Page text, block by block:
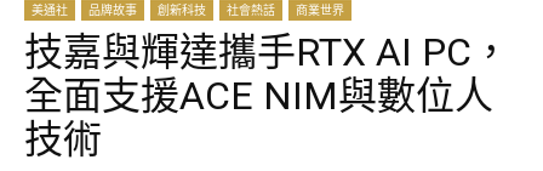
美通社 品牌故事 創新科技 社會熱話 商業世界
技嘉與輝達攜手RTX AI PC，
全面支援ACE NIM與數位人
技術